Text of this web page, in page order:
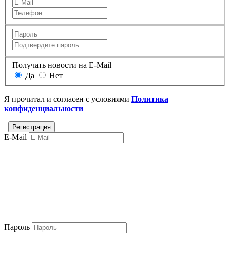
Получать новости на E-Mail
Да
Нет
Я прочитал и согласен с условиями Политика
конфиденциальности
E-Mail
Пароль